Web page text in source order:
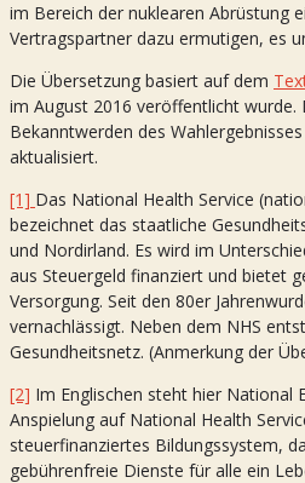
im Bereich der nuklearen Abrüstung
Vertragspartner dazu ermutigen, es
Die Übersetzung basiert auf dem
im August 2016 veröffentlicht wurde.
Bekanntwerden des
aktualisiert.
[1] Das National Health Service
bezeichnet das staatliche
und Nordirland. Es wird im
aus Steuergeld finanziert und bietet
Versorgung. Seit den 80er
vernachlässigt. Neben dem NHS
Gesundheitsnetz. (Anmerkung der
[2] Im Englischen steht hier National
Anspielung auf National Health
steuerfinanziertes Bildungssystem,
gebührenfreie Dienste für alle ein